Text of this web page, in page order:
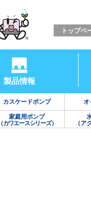
トップペ
製品情報
カスケードポンプ オ
家庭用ポンプ
（カワエースシリーズ）
（ア